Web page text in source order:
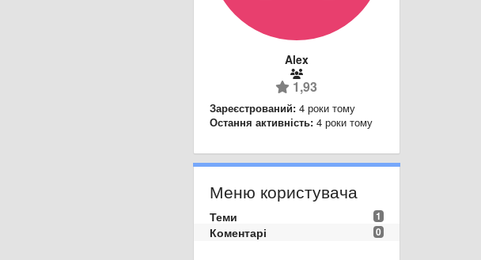
Alex
1,93
Зареєстрований: 4 роки тому
Остання активність: 4 роки тому
Меню користувача
1
Теми
0
Коментарі